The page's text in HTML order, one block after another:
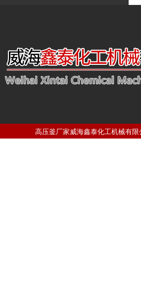
高压釜厂家威海鑫泰化工机械有